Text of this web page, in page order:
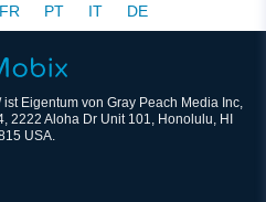
FR PT IT DE
Eigentum von Gray Peach Media Inc,
2222 Aloha Dr Unit 101, Honolulu, HI
USA.